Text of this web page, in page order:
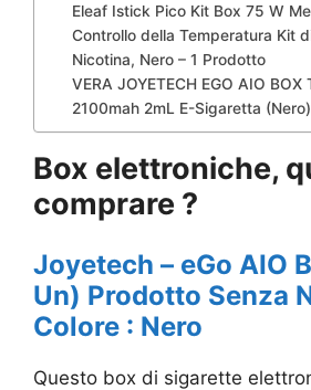
Eleaf Istick Pico Kit Box 75 W
Controllo della Temperatura Kit
Nicotina, Nero – 1 Prodotto
VERA JOYETECH EGO AIO
2100mah 2mL E-Sigaretta
Box elettroniche,
comprare ?
Joyetech – eGo AIO
Un) Prodotto Senza
Colore : Nero
Questo box di sigarette